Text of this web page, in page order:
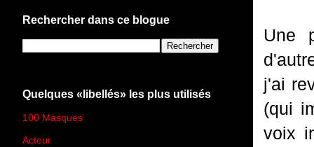
Une
j'ai
(qui
voix
Rechercher dans ce blogue
Quelques «libellés» les plus utilisés
100 Masques
Acteur